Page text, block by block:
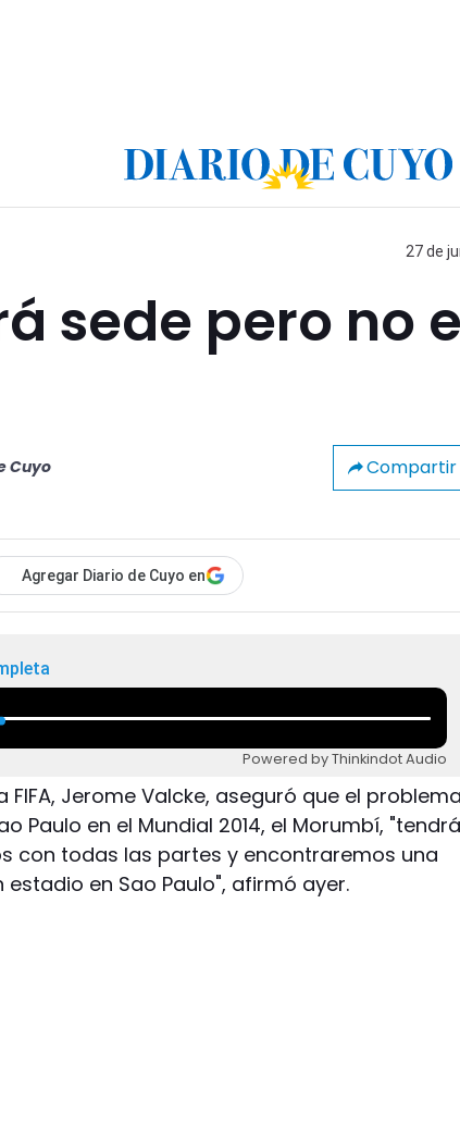
27 de
sede pero no
Cuyo Compartir
Agregar Diario de Cuyo en
Powered by Thinkindot Audio
FIFA, Jerome Valcke, aseguró que el problema
Paulo en el Mundial 2014, el Morumbí, "tendrá
con todas las partes y encontraremos una
en Sao Paulo", afirmó ayer.